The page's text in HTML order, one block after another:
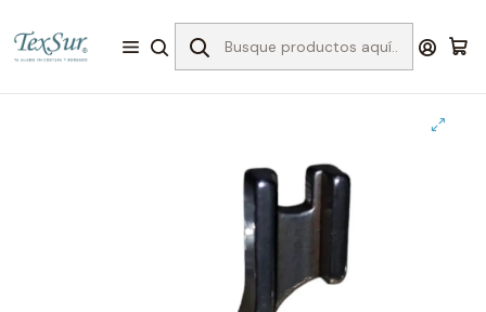
Accesorios PIES/PRENSATELAS
industriales
Pie cierre derecho delgado recta industrial # p36n